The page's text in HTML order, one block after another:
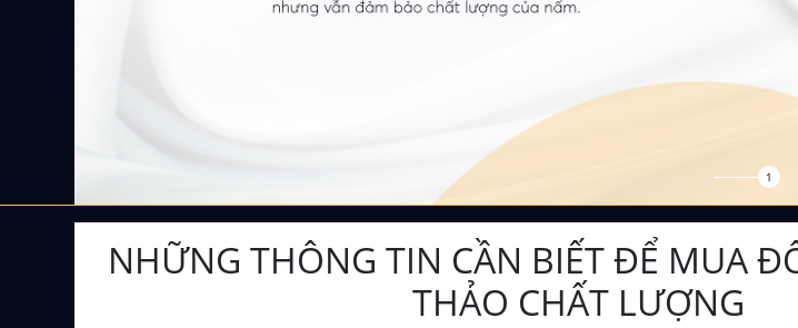
1
NHỮNG THÔNG TIN CẦN BIẾT ĐỂ MUA
THẢO CHẤT LƯỢNG